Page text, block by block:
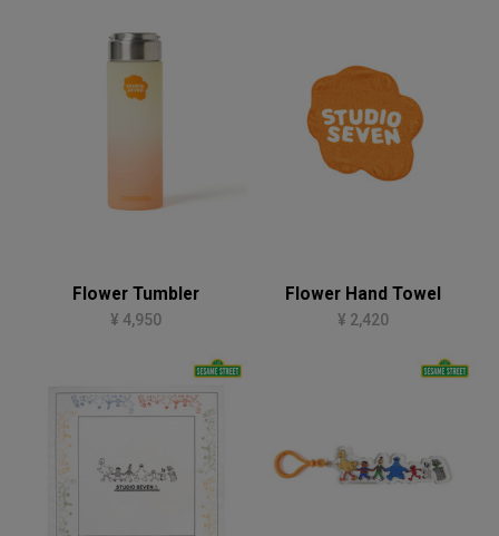
Flower Tumbler
¥ 4,950
Flower Hand Towel
¥ 2,420